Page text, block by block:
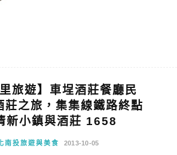
里旅遊】車埕酒莊餐廳民
莊之旅，集集線鐵路終點
新小鎮與酒莊 1658
南投旅遊與美食 2013-10-05